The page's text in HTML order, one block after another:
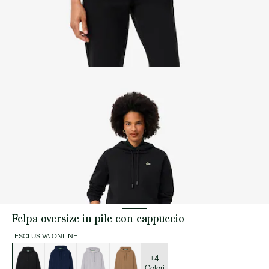
Felpa oversize in pile con cappuccio
ESCLUSIVA ONLINE
Elenco
delle
varianti
+4